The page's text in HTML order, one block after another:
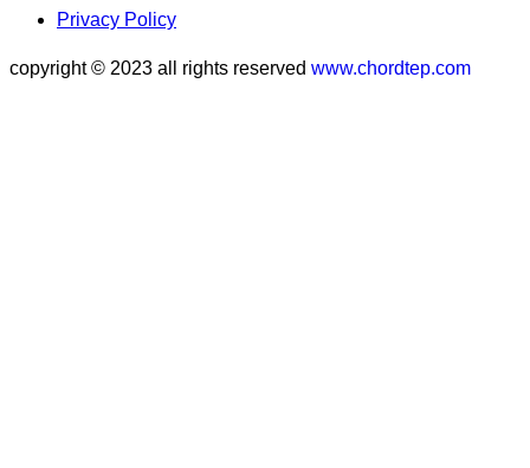
Privacy Policy
copyright © 2023 all rights reserved www.chordtep.com